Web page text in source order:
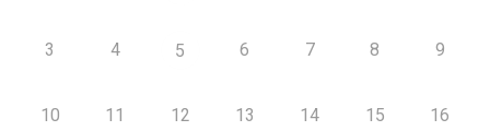
3 4 5 6 7 8 9
10 11 12 13 14 15 16